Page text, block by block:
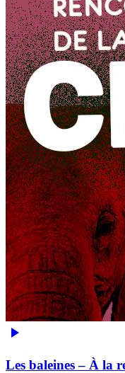
Les baleines – À la